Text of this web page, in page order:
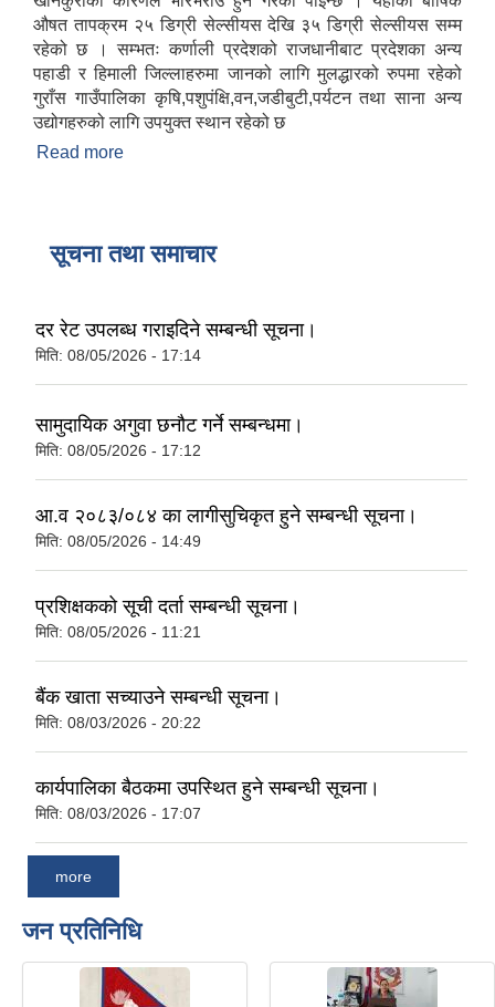
औषत तापक्रम २५ डिग्री सेल्सीयस देखि ३५ डिग्री सेल्सीयस सम्म
रहेको छ । सम्भतः कर्णाली प्रदेशको राजधानीबाट प्रदेशका अन्य
पहाडी र हिमाली जिल्लाहरुमा जानको लागि मुलद्धारको रुपमा रहेको
गुराँस गाउँपालिका कृषि,पशुपंक्षि,वन,जडीबुटी,पर्यटन तथा साना अन्य
उद्योगहरुको लागि उपयुक्त स्थान रहेको छ
Read more
सूचना तथा समाचार
दर रेट उपलब्ध गराइदिने सम्बन्धी सूचना।
मिति: 08/05/2026 - 17:14
सामुदायिक अगुवा छनौट गर्ने सम्बन्धमा।
मिति: 08/05/2026 - 17:12
आ.व २०८३/०८४ का लागीसुचिकृत हुने सम्बन्धी सूचना।
मिति: 08/05/2026 - 14:49
प्रशिक्षकको सूची दर्ता सम्बन्धी सूचना।
मिति: 08/05/2026 - 11:21
बैंक खाता सच्याउने सम्बन्धी सूचना।
मिति: 08/03/2026 - 20:22
कार्यपालिका बैठकमा उपस्थित हुने सम्बन्धी सूचना।
मिति: 08/03/2026 - 17:07
more
जन प्रतिनिधि